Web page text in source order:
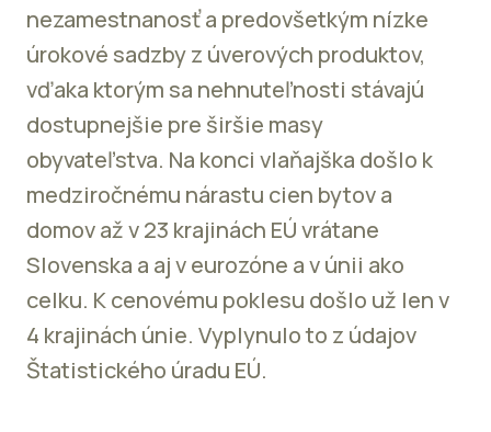
nezamestnanosť a predovšetkým nízke
úrokové sadzby z úverových produktov,
vďaka ktorým sa nehnuteľnosti stávajú
dostupnejšie pre širšie masy
obyvateľstva. Na konci vlaňajška došlo k
medziročnému nárastu cien bytov a
domov až v 23 krajinách EÚ vrátane
Slovenska a aj v eurozóne a v únii ako
celku. K cenovému poklesu došlo už len v
4 krajinách únie. Vyplynulo to z údajov
Štatistického úradu EÚ.